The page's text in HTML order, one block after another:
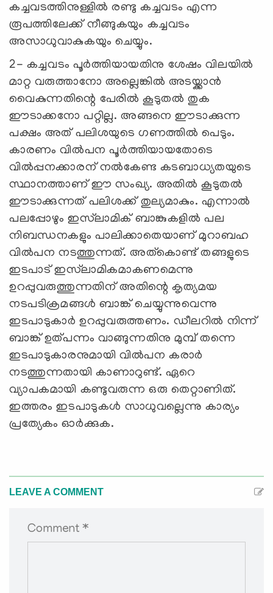
കച്ചവടത്തിനുള്ളില്‍ രണ്ടു കച്ചവടം എന്ന
രൂപത്തിലേക്ക് നീങ്ങുകയും കച്ചവടം
അസാധുവാകുകയും ചെയ്യും.
2- കച്ചവടം പൂര്‍ത്തിയായതിനു ശേഷം വിലയില്‍
മാറ്റ വരുത്താനോ അല്ലെങ്കില്‍ അടയ്ക്കാന്‍
വൈകുന്നതിന്റെ പേരില്‍ കൂടുതല്‍ തുക
ഈടാക്കനോ പറ്റില്ല. അങ്ങനെ ഈടാക്കുന്ന
പക്ഷം അത് പലിശയുടെ ഗണത്തില്‍ പെടും.
കാരണം വില്‍പന പൂര്‍ത്തിയായതോടെ
വില്‍പ്പനക്കാരന് നല്‍കേണ്ട കടബാധ്യതയുടെ
സ്ഥാനത്താണ് ഈ സംഖ്യ. അതില്‍ കൂടുതല്‍
ഈടാക്കുന്നത് പലിശക്ക് തുല്യമാകും. എന്നാല്‍
പലപ്പോഴും ഇസ്‌ലാമിക് ബാങ്കുകളില്‍ പല
നിബന്ധനകളും പാലിക്കാതെയാണ് മുറാബഹ
വില്‍പന നടത്തുന്നത്. അത്കൊണ്ട് തങ്ങളുടെ
ഇടപാട് ഇസ്‌ലാമികമാകണമെന്നു
ഉറപ്പുവരുത്തുന്നതിന് അതിന്റെ കൃത്യമയ
നടപടിക്രമങ്ങള്‍ ബാങ്ക് ചെയ്യുന്നുവെന്നു
ഇടപാടുകാര്‍ ഉറപ്പുവരുത്തണം. ഡീലറില്‍ നിന്ന്
ബാങ്ക് ഉത്പന്നം വാങ്ങുന്നതിനു മുമ്പ് തന്നെ
ഇടപാടുകാരനുമായി വില്‍പന കരാര്‍
നടത്തുന്നതായി കാണാറുണ്ട്. ഏറെ
വ്യാപകമായി കണ്ടുവരുന്ന ഒരു തെറ്റാണിത്.
ഇത്തരം ഇടപാടുകള്‍ സാധുവല്ലെന്നു കാര്യം
പ്രത്യേകം ഓര്‍ക്കുക.
LEAVE A COMMENT
Comment *